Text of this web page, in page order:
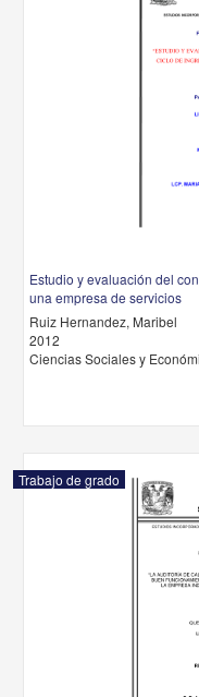
Estudio y evaluación del
una empresa de servicios
Ruiz Hernandez, Maribel
2012
Ciencias Sociales y
Trabajo de grado